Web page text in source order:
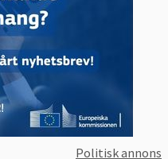
Politisk annons